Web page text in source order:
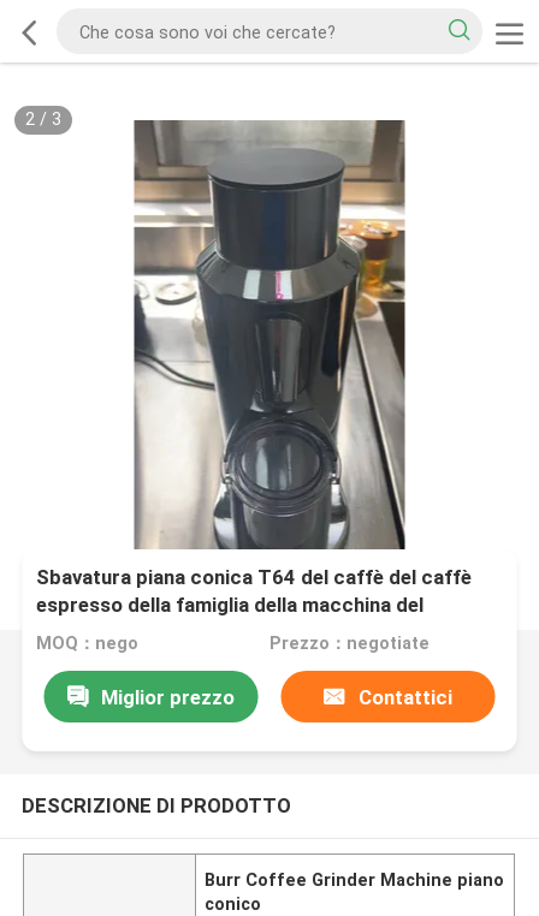
2/ 3
Sbavatura piana conica T64 del caffè del caffè
espresso della famiglia della macchina del
macinacaffè di nero di carbonio
MOQ：nego Prezzo：negotiate
Miglior prezzo Contattici
DESCRIZIONE DI PRODOTTO
Burr Coffee Grinder Machine piano
conico